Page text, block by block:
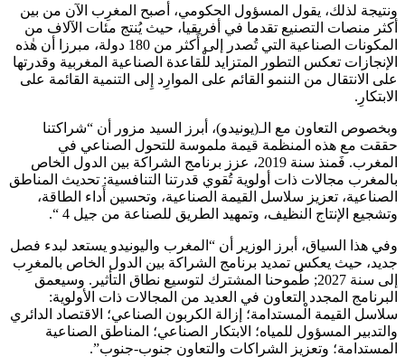
ونتيجة لذلك، يقول المسؤول الحكومي، أصبح المغرِب الآن من بين
أكثر منصات التصنيع تقدما في أفريقيا، حيث يُنتج مئات الآلاف من
المكونات الصناعية التي تُصدر إلى أَكثر من 180 دولة، مبرزا أن هٰذه
الإنجازات تعكس التطور المتزايد للْقاعدة الصناعية المغربية وقدرتها
على الانتقال من الننمو القائم على الموارِد إِلى التنمية القائمة على
الابتكارِ.
وبخصوص التعاون مع الـ(يونيدو)، أبرز السيد مزور أن “شراكتنا
حققت مع هذه المنظمة قيمة ملموسة للتحول الصناعي في
المغرب. فَمنذ سنة 2019، عزز برنامج الشراكة بين الدول الخاص
بالمغرب مجالات ذات أولوية تُقوي قدرتنا التنافسية: تحديث المناطق
الصناعية، تعزيز سلاسل القيمة الصناعية، وتحسين أَداء الطاقة،
وتشجيع الإنتاج النظيف، وتمهيد الطريق للصناعة من جيل 4 “.
وفي هذا السياق، أبرز الوزير أن “المغرب واليونيدو يستعد لبدء فصل
جديد، حيث يعكس تمديد برنامج الشراكة بين الدول الخاص بالمغرِب
إلى سنة 2027; طُموحنا المشترك لتوسيع نطاق التأثير. وسيعمق
البرنامج المجدد التعاون في العديد من المجالات ذات الأولوية:
سلاسل القيمة الْمستدامة؛ إزالة الكربون الصناعي؛ الاقتصاد الدائري
والتدبير المسؤول للمياه؛ الابتكار الصناعي؛ المناطق الصناعية
المستدامة؛ وتعزيز الشراكات والتعاون جنوب-جنوب”.